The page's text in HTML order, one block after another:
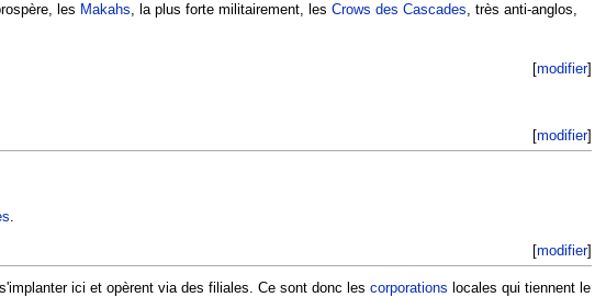
les Makahs , la plus forte militairement, les Crows des Cascades , très anti-anglos,
[modifier]
[modifier]
.
[modifier]
ici et opèrent via des filiales. Ce sont donc les corporations locales qui tiennent le